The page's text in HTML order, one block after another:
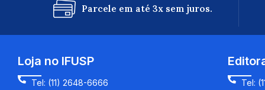
Parcele em até 3x sem juros.
Loja no IFUSP
Tel: (11) 2648-6666 Tel: